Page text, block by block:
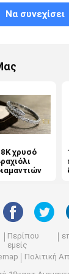
πολυτέλειας
σημάτων
συνήθειας
ποιότητας
Να συνεχίσει
χρυσό
Περίπου
εμείς
Πολιτική